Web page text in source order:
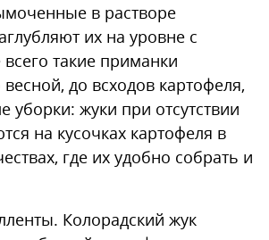
в растворе
их на уровне с
такие приманки
до всходов картофеля,
уборки: жуки при отсутствии
на кусочках картофеля в
где их удобно собрать и
Колорадский жук